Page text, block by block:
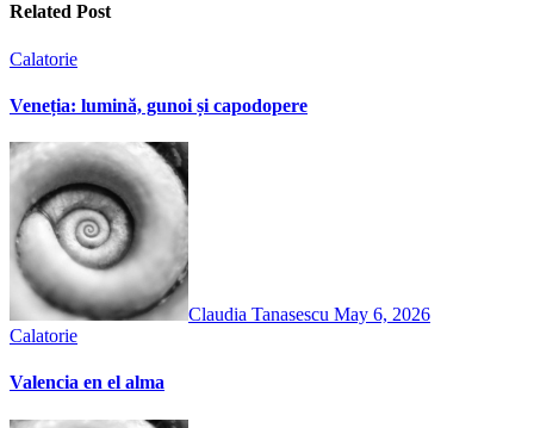
Related Post
Calatorie
Veneția: lumină, gunoi și capodopere
Claudia Tanasescu May 6, 2026
Calatorie
Valencia en el alma